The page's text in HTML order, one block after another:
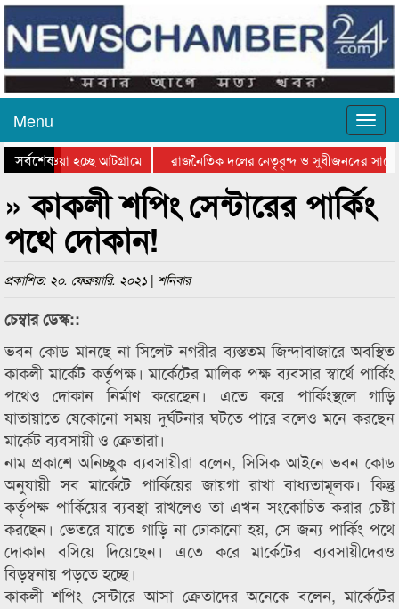
Menu
সর্বশেষ
যাওয়া হচ্ছে আটগ্রামে
রাজনৈতিক দলের নেতৃবৃন্দ ও সুধীজনদের সাথে
পুরস্কার বিতরণ সম্পন্ন
সিলেটে বাংলাদেশ গ্রুপ থিয়েটার
» কাকলী শপিং সেন্টারের পার্কিং
পথে দোকান!
প্রকাশিত: ২০. ফেব্রুয়ারি. ২০২১ | শনিবার
চেম্বার ডেস্ক::
ভবন কোড মানছে না সিলেট নগরীর ব্যস্ততম জিন্দাবাজারে অবস্থিত
কাকলী মার্কেট কর্তৃপক্ষ। মার্কেটের মালিক পক্ষ ব্যবসার স্বার্থে পার্কিং
পথেও দোকান নির্মাণ করেছেন। এতে করে পার্কিংস্থলে গাড়ি
যাতায়াতে যেকোনো সময় দুর্ঘটনার ঘটতে পারে বলেও মনে করছেন
মার্কেট ব্যবসায়ী ও ক্রেতারা।
নাম প্রকাশে অনিচ্ছুক ব্যবসায়ীরা বলেন, সিসিক আইনে ভবন কোড
অনুযায়ী সব মার্কেটে পার্কিয়ের জায়গা রাখা বাধ্যতামূলক। কিন্তু
কর্তৃপক্ষ পার্কিয়ের ব্যবস্থা রাখলেও তা এখন সংকোচিত করার চেষ্টা
করছেন। ভেতরে যাতে গাড়ি না ঢোকানো হয়, সে জন্য পার্কিং পথে
দোকান বসিয়ে দিয়েছেন। এতে করে মার্কেটের ব্যবসায়ীদেরও
বিড়ম্বনায় পড়তে হচ্ছে।
কাকলী শপিং সেন্টারে আসা ক্রেতাদের অনেকে বলেন, মার্কেটের